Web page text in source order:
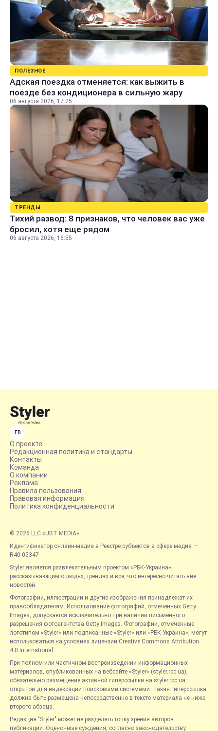
ПОЛЕЗНОЕ
Адская поездка отменяется: как выжить в
поезде без кондиционера в сильную жару
06 августа 2026, 17:25
ТРЕНДЫ
Тихий развод: 8 признаков, что человек вас уже
бросил, хотя еще рядом
06 августа 2026, 16:55
FB
О проекте
Редакционная политика и стандарты
Контакты
Команда
О компании
Реклама
Правила пользования
Правовая информация
Политика конфиденциальности
© 2026 LLC «UBT MEDIA»
Идентификатор онлайн-медиа в Реестре субъектов в сфере медиа —
R40-05347
Styler является развлекательным проектом «РБК-Украина»,
рассказывающим о людях, трендах и всё, что интересно читать вне
новостей.
Фотографии, иллюстрации и другие изображения принадлежат их
правообладателям. Использование фотографий, отмеченных Getty
Images, допускается исключительно при наличии письменного
разрешения фотоагентства Getty Images. Фотографии, отмеченные
логотипом «Styler» или подписанные «Styler» или «РБК-Украина», могут
использоваться на условиях лицензии Creative Commons Attribution
4.0 International.
При полном или частичном воспроизведении информационных
материалов, опубликованных на вебсайте «Styler» (styler.rbc.ua),
обязательно размещение активной гиперссылки на styler.rbc.ua,
открытой для индексации поисковыми системами. Такая гиперссылка
должна быть размещена непосредственно в тексте материала не ниже
второго абзаца.
Редакция "Styler" может не разделять точку зрения авторов
публикаций. Оценочные суждения, согласно законодательству